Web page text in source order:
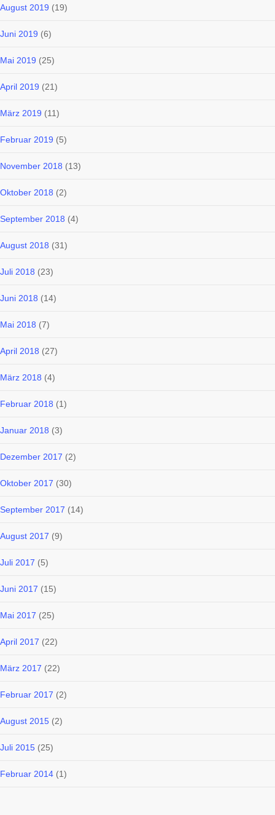
August 2019 (19)
Juni 2019 (6)
Mai 2019 (25)
April 2019 (21)
März 2019 (11)
Februar 2019 (5)
November 2018 (13)
Oktober 2018 (2)
September 2018 (4)
August 2018 (31)
Juli 2018 (23)
Juni 2018 (14)
Mai 2018 (7)
April 2018 (27)
März 2018 (4)
Februar 2018 (1)
Januar 2018 (3)
Dezember 2017 (2)
Oktober 2017 (30)
September 2017 (14)
August 2017 (9)
Juli 2017 (5)
Juni 2017 (15)
Mai 2017 (25)
April 2017 (22)
März 2017 (22)
Februar 2017 (2)
August 2015 (2)
Juli 2015 (25)
Februar 2014 (1)